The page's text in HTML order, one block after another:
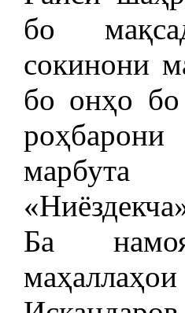
бо
сокинони
бо онҳо
марбута
Ба